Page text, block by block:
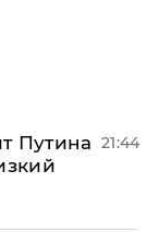
Путина 21:44